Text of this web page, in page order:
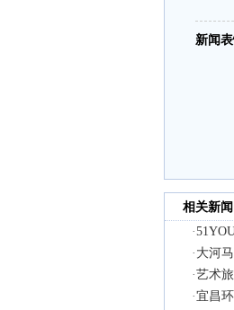
新闻
相关新闻
·
· 大河
·艺术
·宜昌